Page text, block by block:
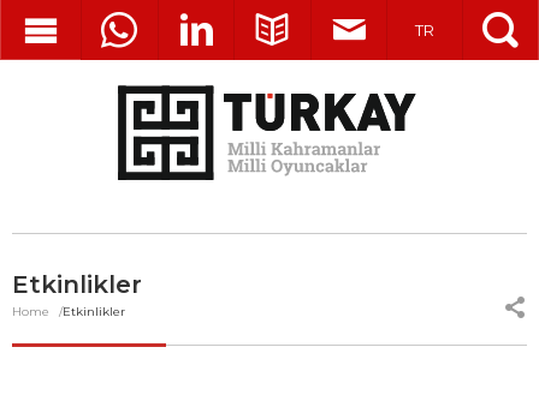
TR
Etkinlikler
Home Etkinlikler